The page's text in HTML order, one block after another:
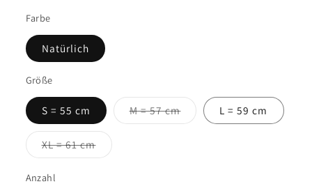
Farbe
Natürlich
Größe
S = 55 cm M = 57 cmVariante
ausverkauft
L = 59 cm
XL = 61 cmVariante
ausverkauft
Anzahl
Anzahl